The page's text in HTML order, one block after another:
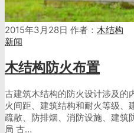
2015年3月28日 作者： 木结构
新闻
木结构防火布置
古建筑木结构的防火设计涉及的
火间距、建筑结构和耐火等级、
疏散、防排烟、消防设施、建筑
局 古…